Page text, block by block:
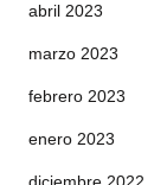
abril 2023
marzo 2023
febrero 2023
enero 2023